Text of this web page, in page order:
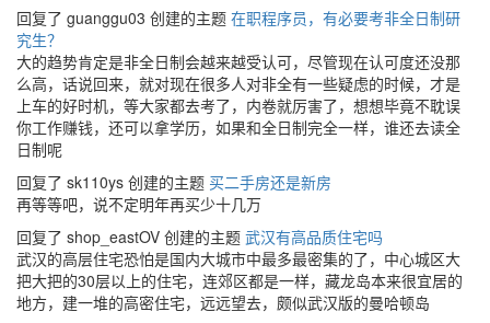
回复了 guanggu03 创建的主题 在职程序员，有必要考非全日制研
究生？
大的趋势肯定是非全日制会越来越受认可，尽管现在认可度还没那
么高，话说回来，就对现在很多人对非全有一些疑虑的时候，才是
上车的好时机，等大家都去考了，内卷就厉害了，想想毕竟不耽误
你工作赚钱，还可以拿学历，如果和全日制完全一样，谁还去读全
日制呢
回复了 sk110ys 创建的主题 买二手房还是新房
再等等吧，说不定明年再买少十几万
回复了 shop_eastOV 创建的主题 武汉有高品质住宅吗
武汉的高层住宅恐怕是国内大城市中最多最密集的了，中心城区大
把大把的30层以上的住宅，连郊区都是一样，藏龙岛本来很宜居的
地方，建一堆的高密住宅，远远望去，颇似武汉版的曼哈顿岛